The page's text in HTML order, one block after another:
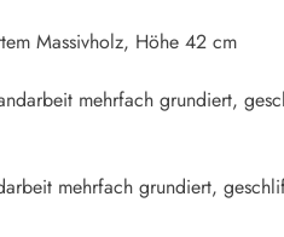
Massivholz, Höhe 42 cm
mehrfach grundiert,
mehrfach grundiert,